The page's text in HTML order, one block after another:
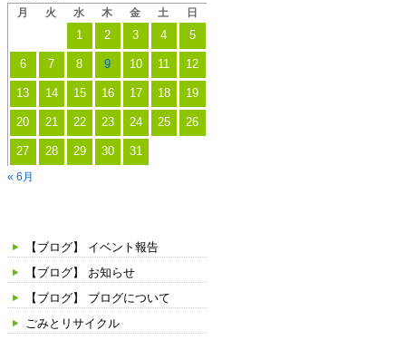
月
火 水 木 金 土 日
1 2 3 4 5
6 7 8 9 10 11 12
13 14 15 16 17 18 19
20 21 22 23 24 25 26
27 28 29 30 31
« 6月
【ブログ】 イベント報告
【ブログ】 お知らせ
【ブログ】 ブログについて
ごみとリサイクル